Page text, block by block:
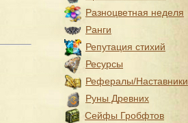
Разноцветная неделя
Ранги
Репутация стихий
Ресурсы
Рефералы/Наставники
Руны Древних
Сейфы Гробфтов